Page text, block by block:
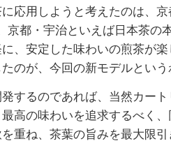
応用しようと考えたのは、
京都・宇治といえば日本茶の
、安定した味わいの煎茶が
のが、今回の新モデルという
するのであれば、当然カー
高の味わいを追求するべく
重ね、茶葉の旨みを最大限